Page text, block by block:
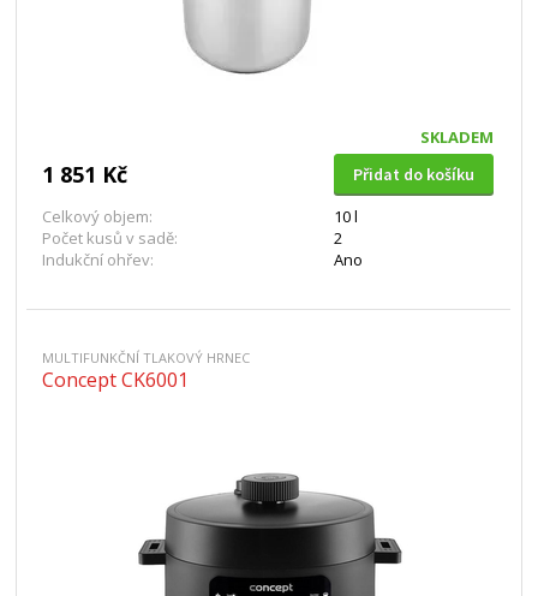
SKLADEM
1 851 Kč
Přidat do košíku
Celkový objem:
10 l
Počet kusů v sadě:
2
Indukční ohřev:
Ano
MULTIFUNKČNÍ TLAKOVÝ HRNEC
Concept CK6001